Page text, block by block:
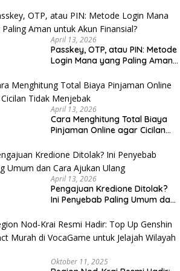
April 13, 2026
Passkey, OTP, atau PIN: Metode
Login Mana yang Paling Aman
April 13, 2026
Cara Menghitung Total Biaya
Pinjaman Online agar Cicilan
April 13, 2026
Pengajuan Kredione Ditolak?
Ini Penyebab Paling Umum dan
Oktober 11, 2025